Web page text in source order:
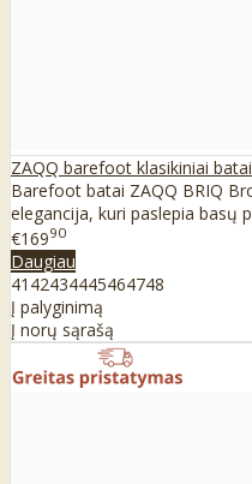
ZAQQ barefoot klasikiniai
Barefoot batai ZAQQ BRIQ
elegancija, kuri paslepia basų
€16990
Daugiau
41 42434445464748
Į palyginimą
Į norų sąrašą